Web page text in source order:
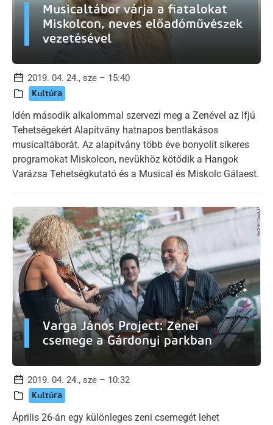
Musicaltábor várja a fiatalokat
Miskolcon, neves előadóművészek
vezetésével
2019. 04. 24., sze – 15:40
Kultúra
Idén második alkalommal szervezi meg a Zenével az Ifjú
Tehetségekért Alapítvány hatnapos bentlakásos
musicaltáborát. Az alapítvány több éve bonyolít sikeres
programokat Miskolcon, nevükhöz kötődik a Hangok
Varázsa Tehetségkutató és a Musical és Miskolc Gálaest.
Varga János Project: Zenei
csemege a Gárdonyi parkban
2019. 04. 24., sze – 10:32
Kultúra
Április 26-án egy különleges zeni csemegét lehet